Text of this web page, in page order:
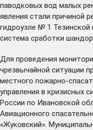
паводковых вод малых
явления стали причиной
гидроузле № 1
система сработки шандор.
Для проведения
чрезвычайной ситуации
местного пожарно-
управления в кризисных
России по Ивановской
Авиационного
«Жуковский».